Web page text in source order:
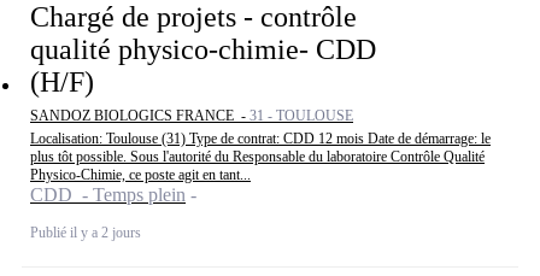
Chargé de projets - contrôle
qualité physico-chimie- CDD
(H/F)
SANDOZ BIOLOGICS FRANCE - 31 - TOULOUSE
Localisation: Toulouse (31) Type de contrat: CDD 12 mois Date de démarrage: le
plus tôt possible. Sous l'autorité du Responsable du laboratoire Contrôle Qualité
Physico-Chimie, ce poste agit en tant...
CDD - Temps plein
Publié il y a 2 jours